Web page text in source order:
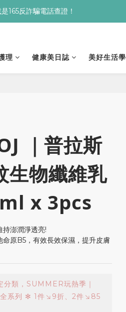
濕亮顏卸妝膏
165反詐騙電話查證！
濕亮顏卸妝膏
理 健康美日誌 美好生活學
｜普拉斯
生物纖維乳
x 3pcs
持澎潤淨透亮!
原B5，有效長效保濕，提升皮膚
分類，SUMMER玩熱季｜
系列 ✻ 1件↘9折、2件↘85